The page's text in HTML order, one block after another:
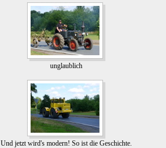
unglaublich
Und jetzt wird's modern! So ist die Geschichte.